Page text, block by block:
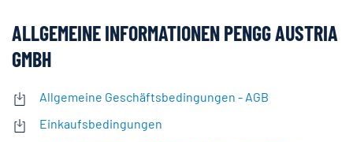
ALLGEMEINE INFORMATIONEN PENGG AUSTRIA
GMBH
Allgemeine Geschäftsbedingungen - AGB
Einkaufsbedingungen